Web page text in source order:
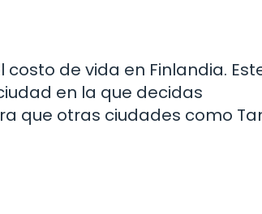
de vida en Finlandia.
en la que decidas
que otras ciudades como